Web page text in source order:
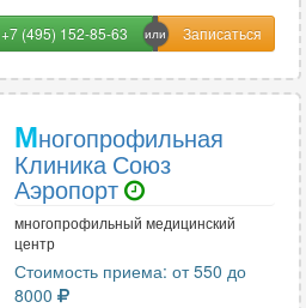
+7 (495) 152-85-63
Многопрофильная
Клиника Союз
Аэропорт
многопрофильный медицинский
центр
Стоимость приема: от 550 до
8000